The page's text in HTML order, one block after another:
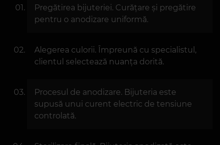
Pregătirea bijuteriei. Curățare și pregătire
pentru o anodizare uniformă.
Alegerea culorii. Împreună cu specialistul,
clientul selectează nuanța dorită.
Procesul de anodizare. Bijuteria este
supusă unui curent electric de tensiune
controlată.